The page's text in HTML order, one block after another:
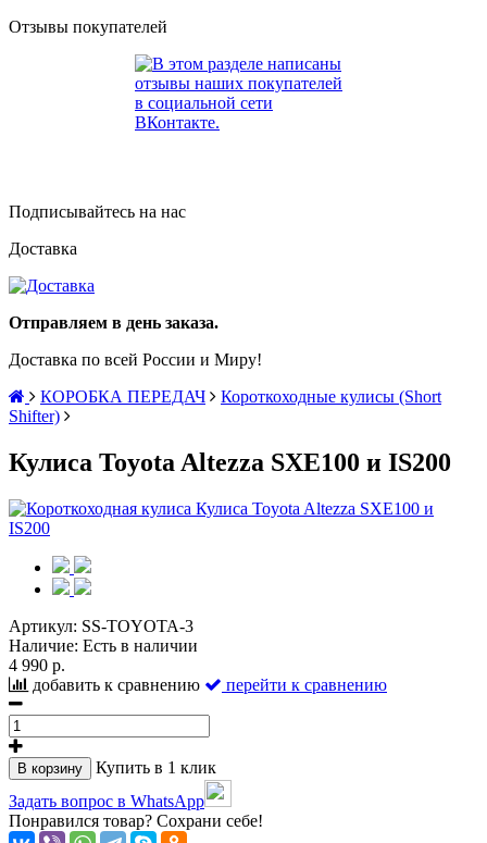
Отзывы покупателей
Подписывайтесь на нас
Доставка
Отправляем в день заказа.
Доставка по всей России и Миру!
КОРОБКА ПЕРЕДАЧ
Короткоходные кулисы (Short
Shifter)
Кулиса Toyota Altezza SXE100 и IS200
Артикул: SS-TOYOTA-3
Наличие: Есть в наличии
4 990 р.
добавить к сравнению
перейти к сравнению
В корзину
Купить в 1 клик
Задать вопрос в WhatsApp
Понравился товар? Сохрани себе!